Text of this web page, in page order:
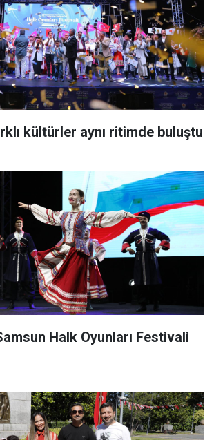
kültürler aynı ritimde buluştu
Halk Oyunları Festivali